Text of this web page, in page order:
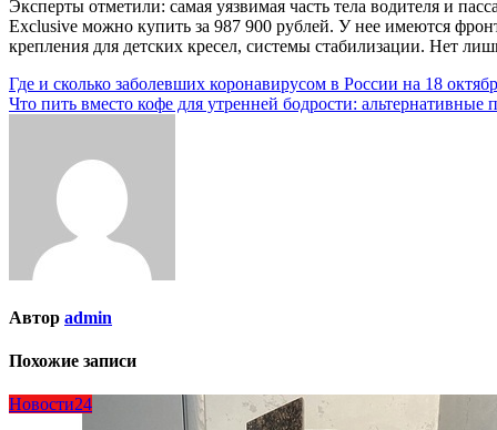
Эксперты отметили: самая уязвимая часть тела водителя и
Exclusive можно купить за 987 900 рублей. У нее имеются
крепления для детских кресел, системы стабилизации. Нет
Навигация
по
Где и сколько заболевших коронавирусом в России на 18
Что пить вместо кофе для утренней бодрости: альтернативные
Автор admin
Похожие записи
Новости24